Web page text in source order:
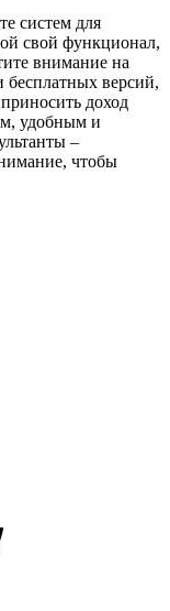
систем для
свой функционал,
внимание на
бесплатных версий,
доход
удобным и
–
чтобы